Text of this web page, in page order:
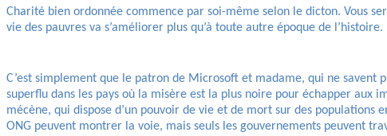
Charité bien ordonnée commence par soi-même selon le dicton. Vous
vie des pauvres va s’améliorer plus qu’à toute autre époque de
C’est simplement que le patron de Microsoft et madame, qui ne
superflu dans les pays où la misère est la plus noire pour échapper aux
mécène, qui dispose d’un pouvoir de vie et de mort sur des
ONG peuvent montrer la voie, mais seuls les gouvernements peuvent